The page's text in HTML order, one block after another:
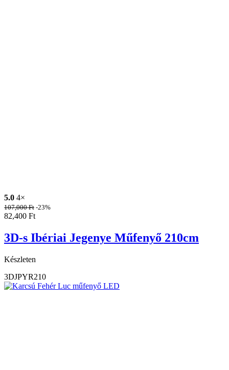
5.0 4×
107,000Ft -23%
82,400 Ft
3D-s Ibériai Jegenye Műfenyő 210cm
Készleten
3DJPYR210